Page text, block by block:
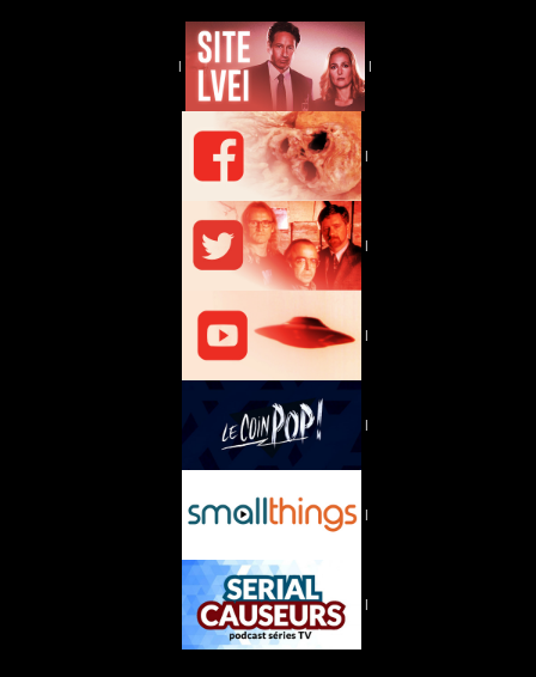
| |
|
|
|
|
|
|